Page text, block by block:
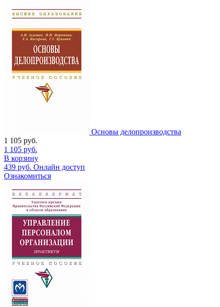
Основы делопроизводства
1 105 руб.
1 105 руб.
В корзину
439 руб. Онлайн доступ
Ознакомиться